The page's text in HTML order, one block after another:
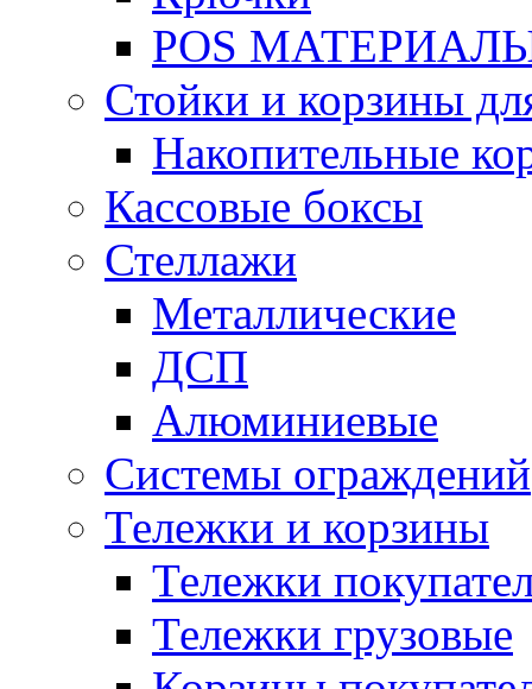
POS
Стойки и корзины
Накопительные
Кассовые боксы
Стеллажи
Металлические
ДСП
Алюминиевые
Системы ограждений
Тележки и корзины
Тележки
Тележки грузовые